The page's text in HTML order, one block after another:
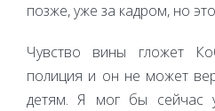
позже, уже за кадром, но
Чувство вины гложет
полиция и он не может
детям. Я мог бы сейчас